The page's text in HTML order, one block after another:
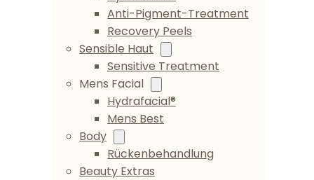
Anti-Pigment-Treatment
Recovery Peels
Sensible Haut
Sensitive Treatment
Mens Facial
Hydrafacial®
Mens Best
Body
Rückenbehandlung
Beauty Extras